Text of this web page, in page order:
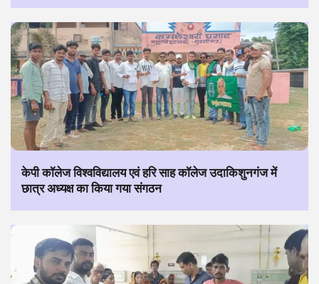
केपी कॉलेज विश्वविद्यालय एवं हरि साह कॉलेज उदाकिशुनगंज में
छात्र अध्यक्ष का किया गया संगठन